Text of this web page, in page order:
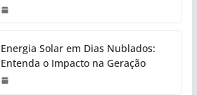
Energia Solar em Dias Nublados:
Entenda o Impacto na Geração